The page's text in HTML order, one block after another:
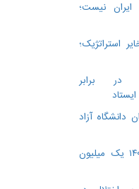
نیست؛
استراتژیک؛
در برابر
دانشگاه آزاد
ویزیت پزشک عمومی در ۱۴۰۵ یک میلیون